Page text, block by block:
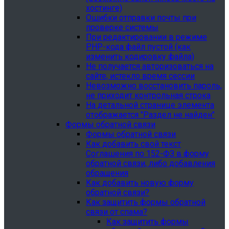
хостинге)
Ошибки отправки почты при
проверке системы
При редактировании в режиме
PHP-кода файл пустой (как
изменить кодировку файла)
Не получается авторизоваться на
сайте, истекло время сессии
Невозможно восстановить пароль,
не приходит контрольная строка
На детальной странице элемента
отображается "Раздел не найден"
Формы обратной связи
Формы обратной связи
Как добавить свой текст
Соглашения по 152-ФЗ в форму
обратной связи, либо добавления
обращения
Как добавить новую форму
обратной связи?
Как защитить формы обратной
связи от спама?
Как защитить формы